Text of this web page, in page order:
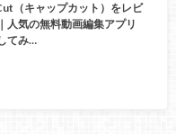
（キャップカット）をレビ
人気の無料動画編集アプリ
てみ…